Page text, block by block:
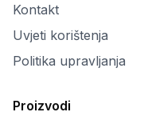
Kontakt
Uvjeti korištenja
Politika upravljanja
Proizvodi